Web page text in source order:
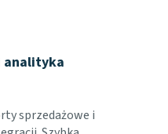
analityka
sprzedażowe i